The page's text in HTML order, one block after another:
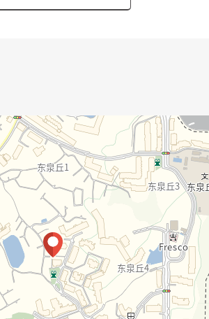
新
机交换
交换
换
步行9分钟(约680m)
丘商店步行8分钟(约630m)
10分钟(约770m)